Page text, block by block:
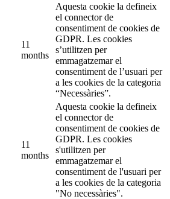
11
months
Aquesta cookie la defineix
el connector de
consentiment de cookies de
GDPR. Les cookies
s’utilitzen per
emmagatzemar el
consentiment de l’usuari per
a les cookies de la categoria
“Necessàries”.
11
months
Aquesta cookie la defineix
el connector de
consentiment de cookies de
GDPR. Les cookies
s'utilitzen per
emmagatzemar el
consentiment de l'usuari per
a les cookies de la categoria
"No necessàries".